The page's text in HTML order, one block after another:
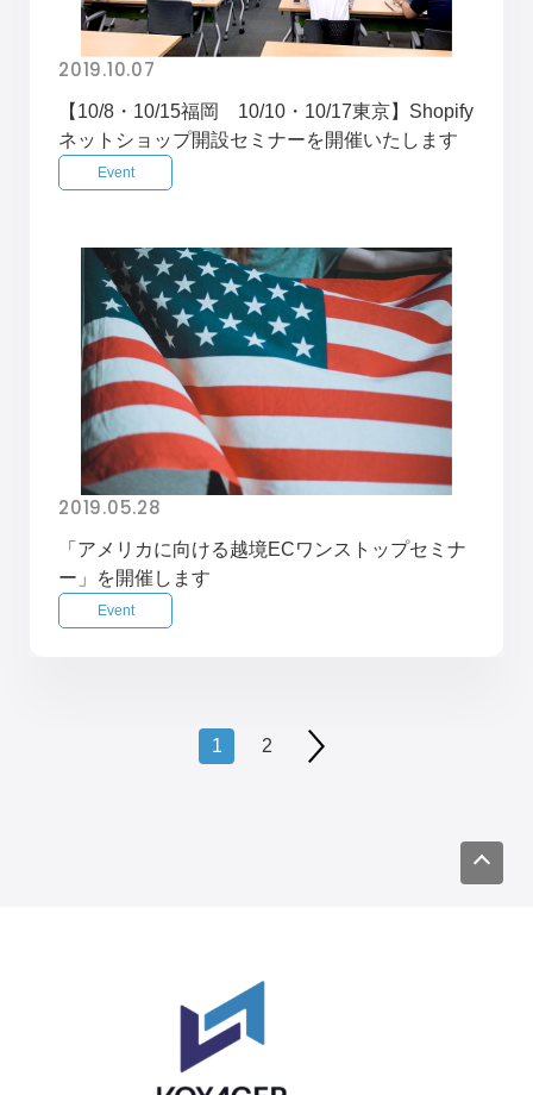
2019.10.07
【10/8・10/15福岡 10/10・10/17東京】Shopify
ネットショップ開設セミナーを開催いたします
Event
2019.05.28
「アメリカに向ける越境ECワンストップセミナ
ー」を開催します
Event
1 2